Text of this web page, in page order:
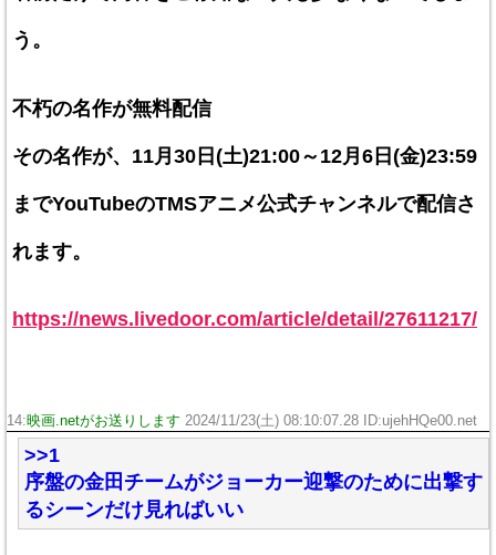
う。
不朽の名作が無料配信
その名作が、11月30日(土)21:00～12月6日(金)23:59
までYouTubeのTMSアニメ公式チャンネルで配信さ
れます。
https://news.livedoor.com/article/detail/27611217/
14:映画.netがお送りします 2024/11/23(土) 08:10:07.28 ID:ujehHQe00.net
>>1
序盤の金田チームがジョーカー迎撃のために出撃す
るシーンだけ見ればいい